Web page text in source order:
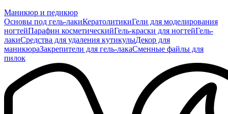
Маникюр и педикюр
Основы под гель-лакиКератолитикиГели для моделирования
ногтейПарафин косметическийГель-краски для ногтейГель-
лакиСредства для удаления кутикулыДекор для
маникюраЗакрепители для гель-лакаСменные файлы для
пилок